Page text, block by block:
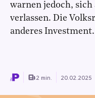
warnen jedoch,
verlassen. Die
anderes Investment.
2 min. 20.02.2025